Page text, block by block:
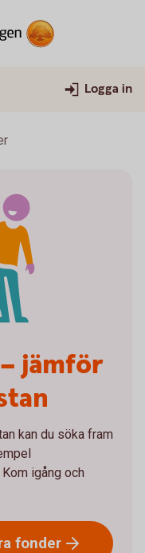
Logga in
jämför
kan du söka fram
igång och
fonder